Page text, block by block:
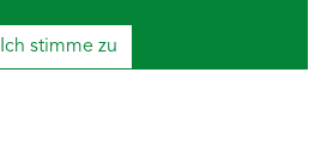
Ich stimme zu